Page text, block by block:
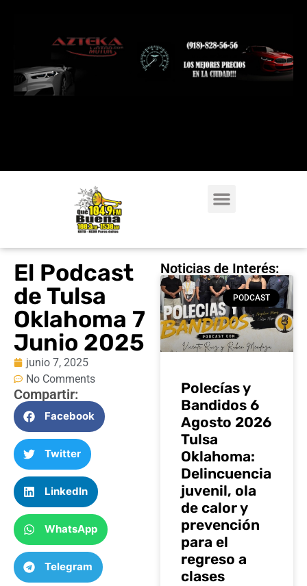
El Podcast
de Tulsa
Oklahoma 7
Junio 2025
junio 7, 2025
No Comments
Compartir:
Facebook
Twitter
LinkedIn
WhatsApp
Telegram
Noticias de Interés:
PODCAST
Polecías y
Bandidos 6
Agosto 2026
Tulsa
Oklahoma:
Delincuencia
juvenil, ola
de calor y
prevención
para el
regreso a
clases